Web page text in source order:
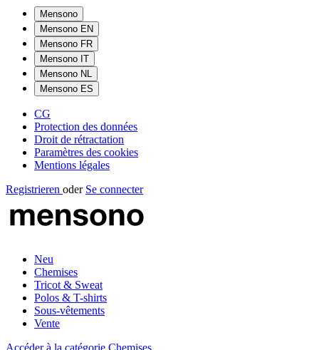
Mensono
Mensono EN
Mensono FR
Mensono IT
Mensono NL
Mensono ES
CG
Protection des données
Droit de rétractation
Paramètres des cookies
Mentions légales
Registrieren oder Se connecter
Neu
Chemises
Tricot & Sweat
Polos & T-shirts
Sous-vêtements
Vente
Accéder à la catégorie Chemises